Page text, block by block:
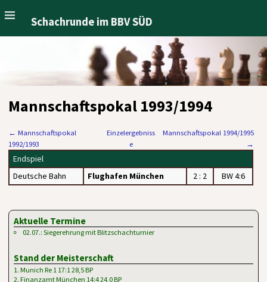
Schachrunde im BBV SÜD
Mannschaftspokal 1993/1994
← Mannschaftspokal
1992/1993
Mannschaftspokal 1994/1995
→
Einzelergebniss
e
Endspiel
Deutsche Bahn
Flughafen München 2 : 2 BW 4:6
Aktuelle Termine
02.07.: Siegerehrung mit Blitzschachturnier
Stand der Meisterschaft
1. Munich Re 1 17:1 28,5 BP
2. Finanzamt München 14:4 24,0 BP